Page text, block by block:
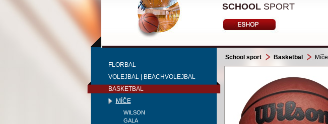
SCHOOLSPORT
FLORBAL
VOLEJBAL | BEACHVOLEJBAL
BASKETBAL
MÍČE
WILSON
GALA
School sport Basketbal Míče